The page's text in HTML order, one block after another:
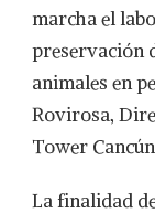
marcha el
preservación
animales en
Rovirosa,
Tower
La finalidad